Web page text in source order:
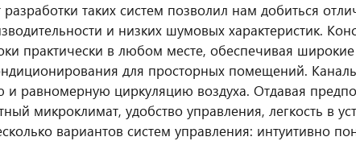
таких систем позволил нам добиться
и низких шумовых характеристик.
практически в любом месте, обеспечивая широкие
для просторных помещений.
и равномерную циркуляцию воздуха. Отдавая
микроклимат, удобство управления, легкость в
вариантов систем управления: интуитивно